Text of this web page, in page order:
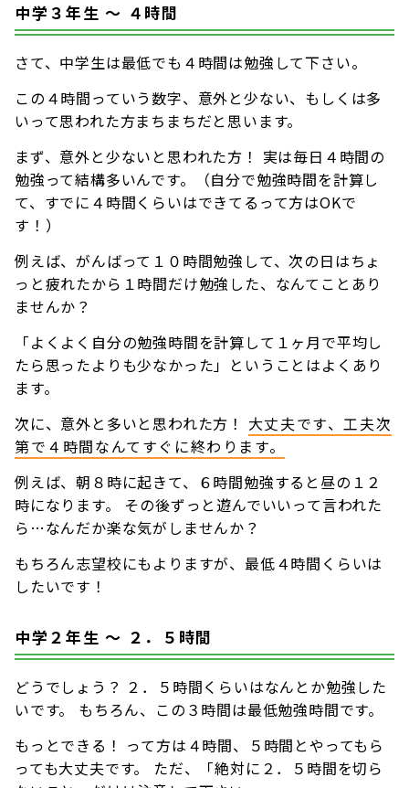
中学３年生 〜 ４時間
さて、中学生は最低でも４時間は勉強して下さい。
この４時間っていう数字、意外と少ない、もしくは多
いって思われた方まちまちだと思います。
まず、意外と少ないと思われた方！ 実は毎日４時間の
勉強って結構多いんです。（自分で勉強時間を計算し
て、すでに４時間くらいはできてるって方はOKで
す！）
例えば、がんばって１０時間勉強して、次の日はちょ
っと疲れたから１時間だけ勉強した、なんてことあり
ませんか？
「よくよく自分の勉強時間を計算して１ヶ月で平均し
たら思ったよりも少なかった」ということはよくあり
ます。
次に、意外と多いと思われた方！ 大丈夫です、工夫次
第で４時間なんてすぐに終わります。
例えば、朝８時に起きて、６時間勉強すると昼の１２
時になります。 その後ずっと遊んでいいって言われた
ら…なんだか楽な気がしませんか？
もちろん志望校にもよりますが、最低４時間くらいは
したいです！
中学２年生 〜 ２．５時間
どうでしょう？ ２．５時間くらいはなんとか勉強した
いです。 もちろん、この３時間は最低勉強時間です。
もっとできる！ って方は４時間、５時間とやってもら
っても大丈夫です。 ただ、「絶対に２．５時間を切ら